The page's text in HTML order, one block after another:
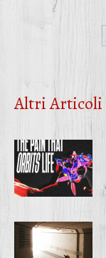
Altri Articoli